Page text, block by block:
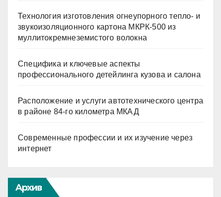
Технология изготовления огнеупорного тепло- и
звукоизоляционного картона МКРК-500 из
муллитокремнеземистого волокна
Специфика и ключевые аспекты
профессионального детейлинга кузова и салона
Расположение и услуги автотехнического центра
в районе 84-го километра МКАД
Современные профессии и их изучение через
интернет
Архив